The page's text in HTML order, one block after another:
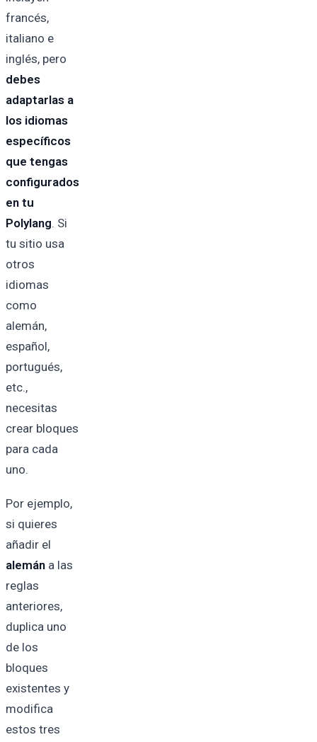
francés,
italiano e
inglés, pero
debes
adaptarlas a
los idiomas
específicos
que tengas
configurados
en tu
Polylang. Si
tu sitio usa
otros
idiomas
como
alemán,
español,
portugués,
etc.,
necesitas
crear bloques
para cada
uno.
Por ejemplo,
si quieres
añadir el
alemán a las
reglas
anteriores,
duplica uno
de los
bloques
existentes y
modifica
estos tres